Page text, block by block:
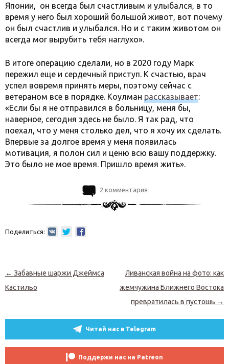
Японии, он всегда был счастливым и улыбался, в то
время у него был хороший большой живот, вот почему
он был счастлив и улыбался. Но и с таким животом он
всегда мог вырубить тебя наглухо».
В итоге операцию сделали, но в 2020 году Марк
пережил еще и сердечный приступ. К счастью, врач
успел вовремя принять меры, поэтому сейчас с
ветераном все в порядке. Коулман рассказывает:
«Если бы я не отправился в больницу, меня бы,
наверное, сегодня здесь не было. Я так рад, что
поехал, что у меня столько дел, что я хочу их сделать.
Впервые за долгое время у меня появилась
мотивация, я полон сил и ценю всю вашу поддержку.
Это было не мое время. Пришло время жить».
2 комментария
Поделиться:
Навигация по записям
← Забавные шаржи Джеймса
Кастильо
Ливанская война на фото: как
жемчужина Ближнего Востока
превратилась в пустошь →
Читай нас в Telegram
Поддержи нас на Patreon